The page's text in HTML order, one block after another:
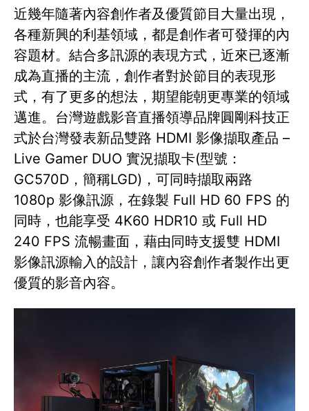
近幾年隨著內容創作者及優質節目大量出現，
各種新興的利基領域，都是創作者可發揮的內
容題材。結合多訊源的表現方式，近來已逐漸
成為直播的主流，創作者對於節目的表現形
式，有了更多的想法，期望能朝更專業的領域
邁進。台灣遊戲影音直播領導品牌圓剛科技正
式於台灣發表新品雙路 HDMI 影像擷取產品 –
Live Gamer DUO 實況擷取卡(型號：
GC570D，簡稱LGD)，可同時擷取兩路
1080p 影像訊源，在錄製 Full HD 60 FPS 的
同時，也能享受 4K60 HDR10 或 Full HD
240 FPS 流暢畫面，藉由同時支援雙 HDMI
影像訊源輸入的設計，讓內容創作者製作出更
優質的影音內容。